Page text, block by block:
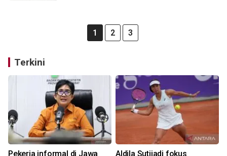
1 2 3
Terkini
Pekerja informal di Jawa
Aldila Sutjiadi fokus